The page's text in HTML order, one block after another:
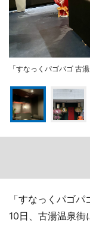
「すなっくパゴパゴ 古
「すなっくパゴ
10日、古湯温泉街